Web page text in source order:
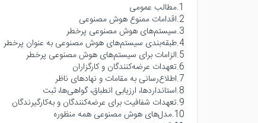
1.مطالب عمومی
2.اقدامات ممنوع هوش مصنوعی
3.سیستم‌های هوش مصنوعی پرخطر
4.طبقه‌بندی سیستم‌های هوش مصنوعی به عنوان پرخطر
5.الزامات برای سیستم‌های هوش مصنوعی پرخطر
6.تعهدات عرضه‌کنندگان و کارگزاران
7.اطلاع‌رسانی به مقامات و نهادهای ناظر
8.استانداردها، ارزیابی انطباق، گواهی‌ها، ثبت
9.تعهدات شفافیت برای عرضه‌کنندگان و به‌کارگیرندگان
10.مدل‌های هوش مصنوعی همه‌ منظوره